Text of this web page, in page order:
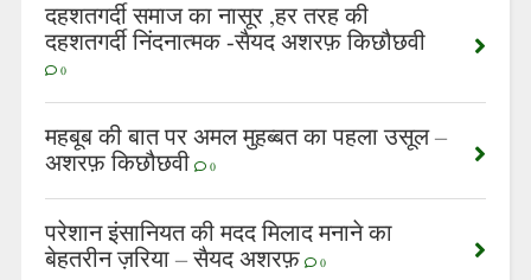
दहशतगर्दी समाज का नासूर ,हर तरह की
दहशतगर्दी निंदनात्मक -सैयद अशरफ़ किछौछवी
0
महबूब की बात पर अमल मुहब्बत का पहला उसूल –
अशरफ़ किछौछवी 0
परेशान इंसानियत की मदद मिलाद मनाने का
बेहतरीन ज़रिया – सैयद अशरफ़ 0